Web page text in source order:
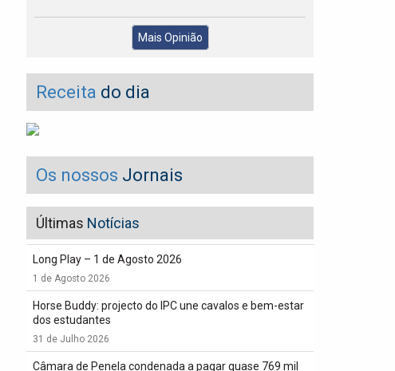
Mais Opinião
Receita do dia
Os nossos Jornais
Últimas Notícias
Long Play – 1 de Agosto 2026
1 de Agosto 2026
Horse Buddy: projecto do IPC une cavalos e bem-estar
dos estudantes
31 de Julho 2026
Câmara de Penela condenada a pagar quase 769 mil